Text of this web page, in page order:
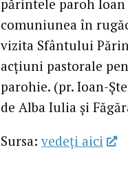
părintele paroh
comuniunea în
vizita Sfântului
acțiuni pastorale
parohie. (pr. Ioan-
de Alba Iulia și
Sursa: vedeţi aici